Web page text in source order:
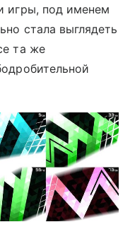
игры, под именем
стала выглядеть
та же